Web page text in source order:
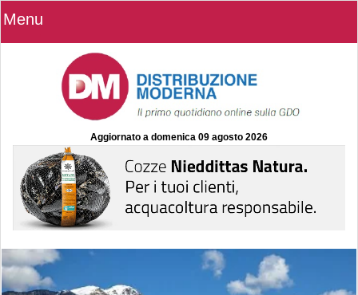
Menu
Aggiornato a domenica 09 agosto 2026